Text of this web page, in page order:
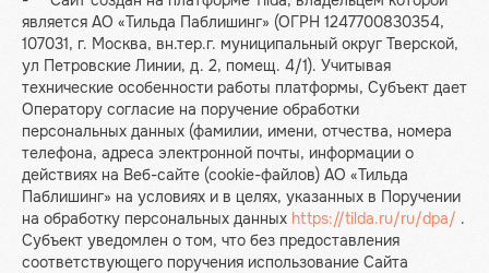
является АО «Тильда Паблишинг» (ОГРН 1247700830354,
107031, г. Москва, вн.тер.г. муниципальный округ Тверской,
ул Петровские Линии, д. 2, помещ. 4/1). Учитывая
технические особенности работы платформы, Субъект дает
Оператору согласие на поручение обработки
персональных данных (фамилии, имени, отчества, номера
телефона, адреса электронной почты, информации о
действиях на Веб-сайте (cookie-файлов) АО «Тильда
Паблишинг» на условиях и в целях, указанных в Поручении
на обработку персональных данных https://tilda.ru/ru/dpa/ .
Субъект уведомлен о том, что без предоставления
соответствующего поручения использование Сайта